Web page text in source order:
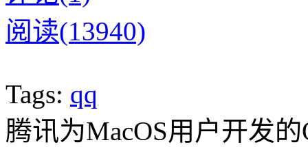
阅读(13940)
Tags: qq
腾讯为MacOS用户开发